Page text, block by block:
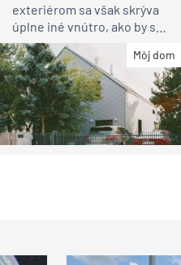
exteriérom sa však skrýva
úplne iné vnútro, ako by ste
čakali
Môj dom